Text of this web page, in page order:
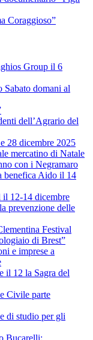
Coraggioso”
Group il 6
domani al
dell’Agrario del
28 dicembre 2025
mercatino di Natale
con i Negramaro
Aido il 14
12-14 dicembre
prevenzione delle
Festival
di Brest”
e imprese a
12 la Sagra del
Civile parte
di studio per gli